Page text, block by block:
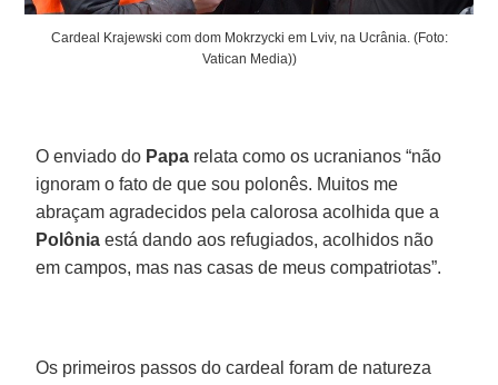
Cardeal Krajewski com dom Mokrzycki em Lviv, na Ucrânia. (Foto:
Vatican Media))
O enviado do Papa relata como os ucranianos “não
ignoram o fato de que sou polonês. Muitos me
abraçam agradecidos pela calorosa acolhida que a
Polônia está dando aos refugiados, acolhidos não
em campos, mas nas casas de meus compatriotas”.
Os primeiros passos do cardeal foram de natureza